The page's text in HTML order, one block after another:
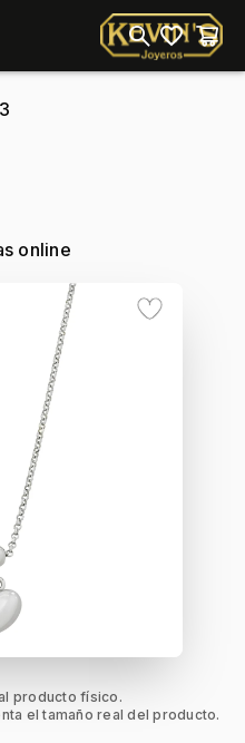
online
producto físico.
el tamaño real del producto.